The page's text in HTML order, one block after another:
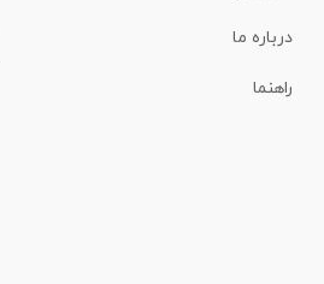
درباره ما
راهنما